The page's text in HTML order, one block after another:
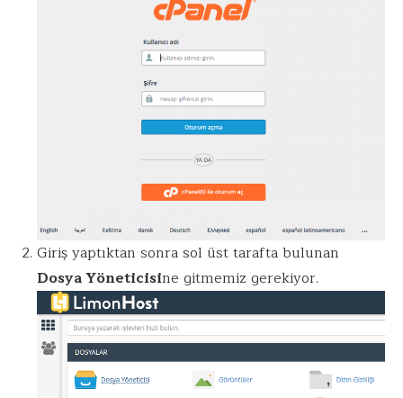
Giriş yaptıktan sonra sol üst tarafta bulunan
Dosya Yöneticisine gitmemiz gerekiyor.